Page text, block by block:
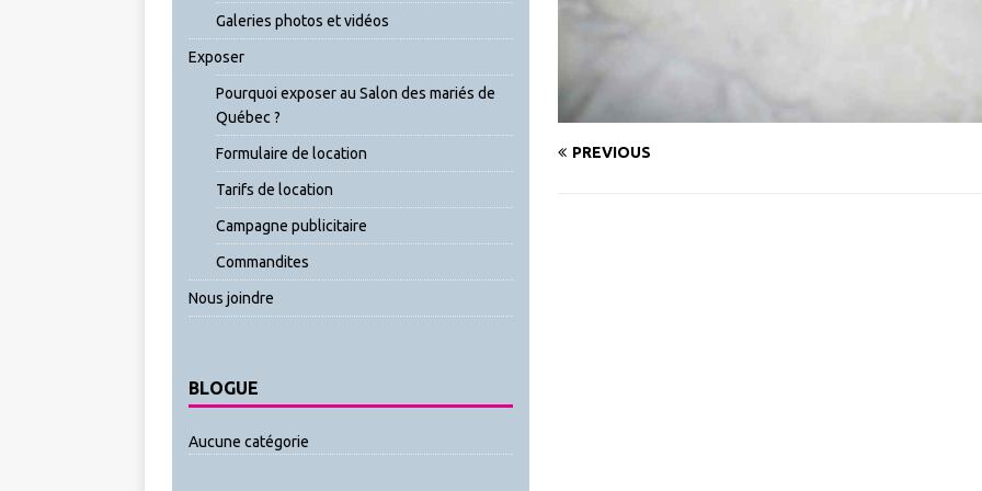
PREVIOUS
Galeries photos et vidéos
Exposer
Pourquoi exposer au Salon des mariés de
Québec ?
Formulaire de location
Tarifs de location
Campagne publicitaire
Commandites
Nous joindre
BLOGUE
Aucune catégorie